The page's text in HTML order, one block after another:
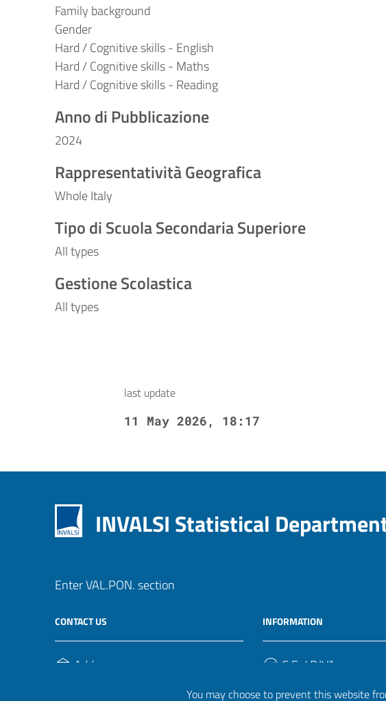
You may choose to prevent this website
Family background
Gender
Hard / Cognitive skills - English
Hard / Cognitive skills - Maths
Hard / Cognitive skills - Reading
Anno di Pubblicazione
2024
Rappresentatività Geografica
Whole Italy
Tipo di Scuola Secondaria Superiore
All types
Gestione Scolastica
All types
last update
11 May 2026, 18:17
INVALSI Statistical
Enter VAL.PON. section
CONTACT US
Address
INFORMATION
C.F. / P.IVA